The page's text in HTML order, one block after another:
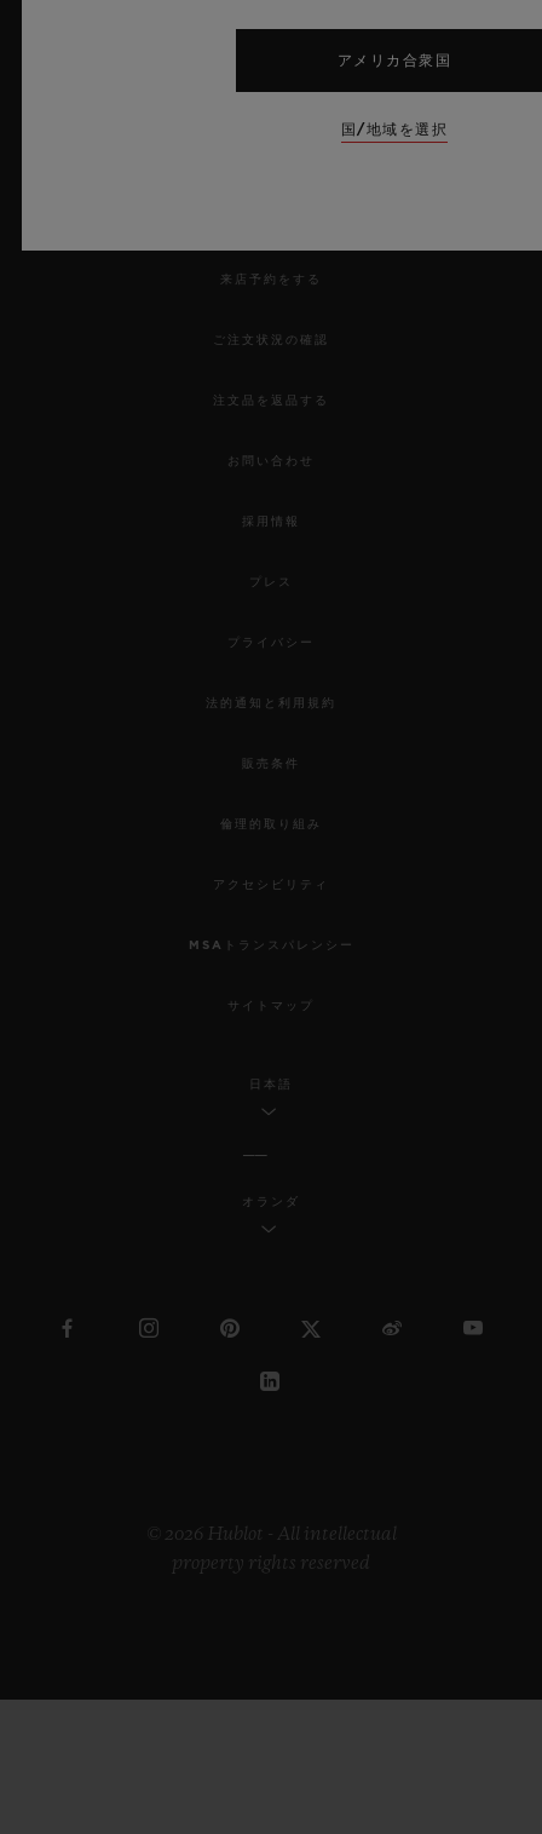
来店予約をする
ご注文状況の確認
注文品を返品する
お問い合わせ
採用情報
プレス
プライバシー
法的通知と利用規約
販売条件
倫理的取り組み
アクセシビリティ
MSAトランスパレンシー
サイトマップ
日本語
オランダ
© 2026 Hublot - All intellectual
property rights reserved
アメリカ合衆国
国/地域を選択